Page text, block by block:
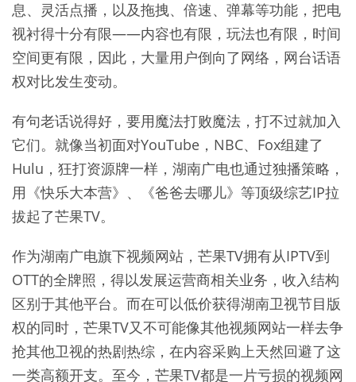
息、灵活点播，以及拖拽、倍速、弹幕等功能，把电
视衬得十分有限——内容也有限，玩法也有限，时间
空间更有限，因此，大量用户倒向了网络，网台话语
权对比发生变动。
有句老话说得好，要用魔法打败魔法，打不过就加入
它们。就像当初面对YouTube，NBC、Fox组建了
Hulu，狂打资源牌一样，湖南广电也通过独播策略，
用《快乐大本营》、《爸爸去哪儿》等顶级综艺IP拉
拔起了芒果TV。
作为湖南广电旗下视频网站，芒果TV拥有从IPTV到
OTT的全牌照，得以发展运营商相关业务，收入结构
区别于其他平台。而在可以低价获得湖南卫视节目版
权的同时，芒果TV又不可能像其他视频网站一样去争
抢其他卫视的热剧热综，在内容采购上天然回避了这
一类高额开支。至今，芒果TV都是一片亏损的视频网